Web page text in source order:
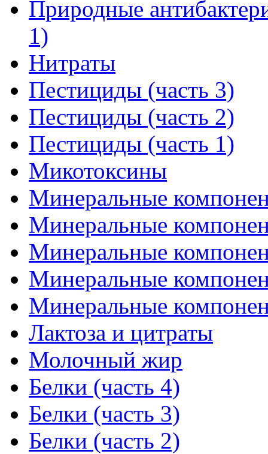
Природные
1)
Нитраты
Пестициды (часть 3)
Пестициды (часть 2)
Пестициды (часть 1)
Микотоксины
Минеральные
Минеральные
Минеральные
Минеральные
Минеральные
Лактоза и цитраты
Молочный жир
Белки (часть 4)
Белки (часть 3)
Белки (часть 2)